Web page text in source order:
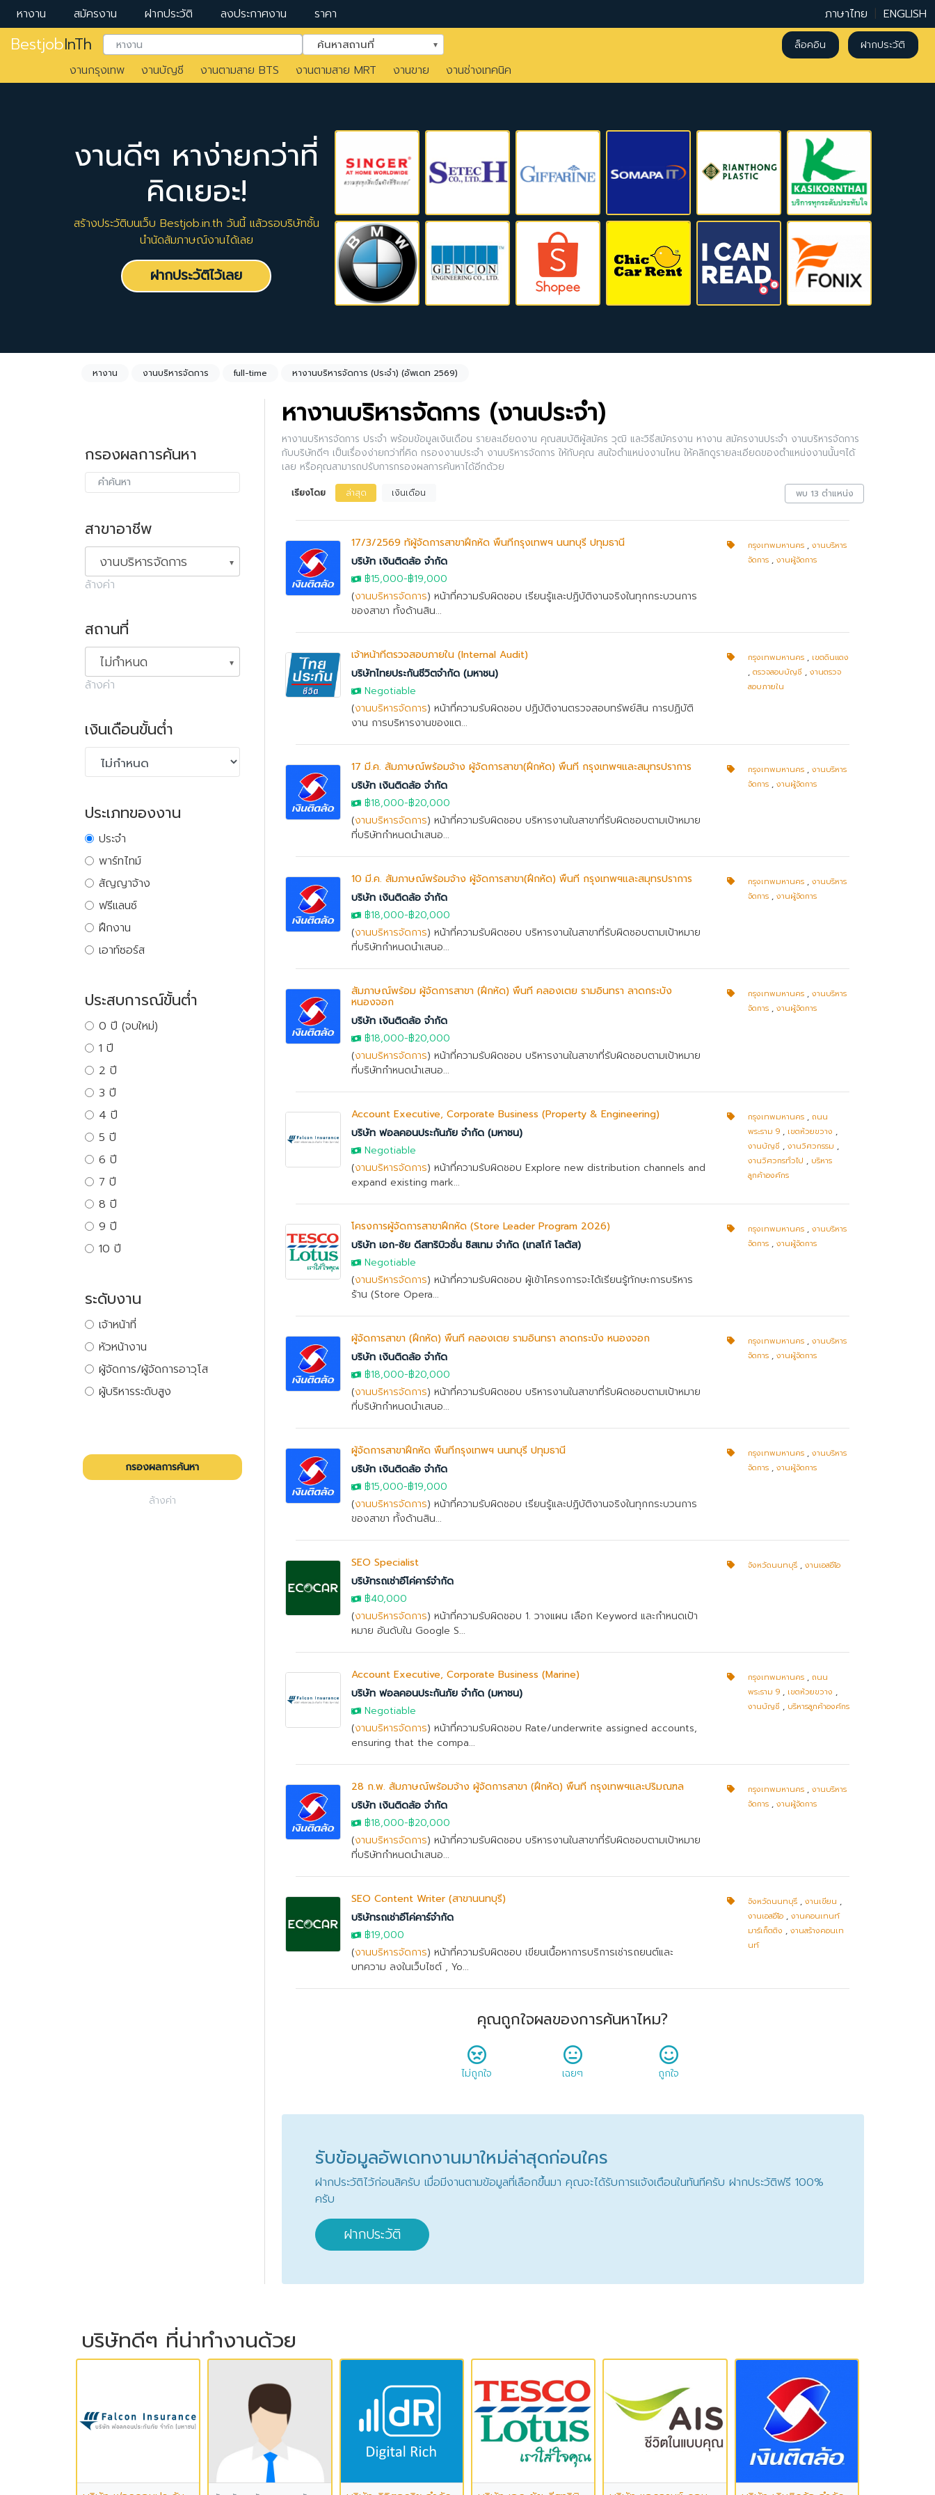
หางาน สมัครงาน ฝากประวัติ ลงประกาศงาน ราคา ภาษาไทย ENGLISH
BestjobInTh ค้นหาสถานที่ ล็อคอิน ฝากประวัติ
งานกรุงเทพ งานบัญชี งานตามสาย BTS งานตามสาย MRT งานขาย งานช่างเทคนิค
งานดีๆ หาง่ายกว่าที่
คิดเยอะ!
สร้างประวัติบนเว็บ Bestjob.in.th วันนี้ แล้วรอบริษัทชั้น
นำนัดสัมภาษณ์งานได้เลย
ฝากประวัติไว้เลย
หางาน งานบริหารจัดการ full-time หางานบริหารจัดการ (ประจำ) (อัพเดท 2569)
หางานบริหารจัดการ (งานประจำ)
หางานบริหารจัดการ ประจำ พร้อมข้อมูลเงินเดือน รายละเอียดงาน คุณสมบัติผู้สมัคร วุฒิ และวิธีสมัครงาน หางาน สมัครงานประจำ งานบริหารจัดการ
กับบริษัทดีๆ เป็นเรื่องง่ายกว่าที่คิด กรองงานประจำ งานบริหารจัดการ ให้กับคุณ สนใจตำแหน่งงานไหน ให้คลิกดูรายละเอียดของตำแหน่งงานนั้นๆได้
เลย หรือคุณสามารถปรับการกรองผลการค้นหาได้อีกด้วย
เรียงโดย ล่าสุด เงินเดือน พบ 13 ตำแหน่ง
17/3/2569 ทัผู้จัดการสาขาฝึกหัด พื้นที่กรุงเทพฯ นนทบุรี ปทุมธานี
บริษัท เงินติดล้อ จำกัด
฿15,000-฿19,000
(งานบริหารจัดการ) หน้าที่ความรับผิดชอบ เรียนรู้และปฏิบัติงานจริงในทุกกระบวนการ
ของสาขา ทั้งด้านสิน...
กรุงเทพมหานคร ,งานบริหาร
จัดการ ,งานผู้จัดการ
เจ้าหน้าที่ตรวจสอบภายใน (Internal Audit)
บริษัทไทยประกันชีวิตจำกัด (มหาชน)
Negotiable
(งานบริหารจัดการ) หน้าที่ความรับผิดชอบ ปฏิบัติงานตรวจสอบทรัพย์สิน การปฏิบัติ
งาน การบริหารงานของแต...
กรุงเทพมหานคร , เขตดินแดง
,ตรวจสอบบัญชี ,งานตรวจ
สอบภายใน
17 มี.ค. สัมภาษณ์พร้อมจ้าง ผู้จัดการสาขา(ฝึกหัด) พื้นที่ กรุงเทพฯและสมุทรปราการ
บริษัท เงินติดล้อ จำกัด
฿18,000-฿20,000
(งานบริหารจัดการ) หน้าที่ความรับผิดชอบ บริหารงานในสาขาที่รับผิดชอบตามเป้าหมาย
ที่บริษัทกำหนดนำเสนอ...
กรุงเทพมหานคร ,งานบริหาร
จัดการ ,งานผู้จัดการ
10 มี.ค. สัมภาษณ์พร้อมจ้าง ผู้จัดการสาขา(ฝึกหัด) พื้นที่ กรุงเทพฯและสมุทรปราการ
บริษัท เงินติดล้อ จำกัด
฿18,000-฿20,000
(งานบริหารจัดการ) หน้าที่ความรับผิดชอบ บริหารงานในสาขาที่รับผิดชอบตามเป้าหมาย
ที่บริษัทกำหนดนำเสนอ...
กรุงเทพมหานคร ,งานบริหาร
จัดการ ,งานผู้จัดการ
สัมภาษณ์พร้อม ผู้จัดการสาขา (ฝึกหัด) พื้นที่ คลองเตย รามอินทรา ลาดกระบัง
หนองจอก
บริษัท เงินติดล้อ จำกัด
฿18,000-฿20,000
(งานบริหารจัดการ) หน้าที่ความรับผิดชอบ บริหารงานในสาขาที่รับผิดชอบตามเป้าหมาย
ที่บริษัทกำหนดนำเสนอ...
กรุงเทพมหานคร ,งานบริหาร
จัดการ ,งานผู้จัดการ
Account Executive, Corporate Business (Property & Engineering)
บริษัท ฟอลคอนประกันภัย จำกัด (มหาชน)
Negotiable
(งานบริหารจัดการ) หน้าที่ความรับผิดชอบ Explore new distribution channels and
expand existing mark...
กรุงเทพมหานคร ,ถนน
พระราม 9 , เขตห้วยขวาง ,
งานบัญชี ,งานวิศวกรรม ,
งานวิศวกรทั่วไป , บริหาร
ลูกค้าองค์กร
โครงการผู้จัดการสาขาฝึกหัด (Store Leader Program 2026)
บริษัท เอก-ชัย ดีสทริบิวชั่น ซิสเทม จำกัด (เทสโก้ โลตัส)
Negotiable
(งานบริหารจัดการ) หน้าที่ความรับผิดชอบ ผู้เข้าโครงการจะได้เรียนรู้ทักษะการบริหาร
ร้าน (Store Opera...
กรุงเทพมหานคร ,งานบริหาร
จัดการ ,งานผู้จัดการ
ผู้จัดการสาขา (ฝึกหัด) พื้นที่ คลองเตย รามอินทรา ลาดกระบัง หนองจอก
บริษัท เงินติดล้อ จำกัด
฿18,000-฿20,000
(งานบริหารจัดการ) หน้าที่ความรับผิดชอบ บริหารงานในสาขาที่รับผิดชอบตามเป้าหมาย
ที่บริษัทกำหนดนำเสนอ...
กรุงเทพมหานคร ,งานบริหาร
จัดการ ,งานผู้จัดการ
ผู้จัดการสาขาฝึกหัด พื้นที่กรุงเทพฯ นนทบุรี ปทุมธานี
บริษัท เงินติดล้อ จำกัด
฿15,000-฿19,000
(งานบริหารจัดการ) หน้าที่ความรับผิดชอบ เรียนรู้และปฏิบัติงานจริงในทุกกระบวนการ
ของสาขา ทั้งด้านสิน...
กรุงเทพมหานคร ,งานบริหาร
จัดการ ,งานผู้จัดการ
SEO Specialist
บริษัทรถเช่าอีโค่คาร์จำกัด
฿40,000
(งานบริหารจัดการ) หน้าที่ความรับผิดชอบ 1. วางแผน เลือก Keyword และกำหนดเป้า
หมาย อันดับใน Google S...
จังหวัดนนทบุรี ,งานเอสอีโอ
Account Executive, Corporate Business (Marine)
บริษัท ฟอลคอนประกันภัย จำกัด (มหาชน)
Negotiable
(งานบริหารจัดการ) หน้าที่ความรับผิดชอบ Rate/underwrite assigned accounts,
ensuring that the compa...
กรุงเทพมหานคร ,ถนน
พระราม 9 , เขตห้วยขวาง ,
งานบัญชี , บริหารลูกค้าองค์กร
28 ก.พ. สัมภาษณ์พร้อมจ้าง ผู้จัดการสาขา (ฝึกหัด) พื้นที่ กรุงเทพฯและปริมณฑล
บริษัท เงินติดล้อ จำกัด
฿18,000-฿20,000
(งานบริหารจัดการ) หน้าที่ความรับผิดชอบ บริหารงานในสาขาที่รับผิดชอบตามเป้าหมาย
ที่บริษัทกำหนดนำเสนอ...
กรุงเทพมหานคร ,งานบริหาร
จัดการ ,งานผู้จัดการ
SEO Content Writer (สาขานนทบุรี)
บริษัทรถเช่าอีโค่คาร์จำกัด
฿19,000
(งานบริหารจัดการ) หน้าที่ความรับผิดชอบ เขียนเนื้อหาการบริการเช่ารถยนต์และ
บทความ ลงในเว็บไซต์ , Yo...
จังหวัดนนทบุรี ,งานเขียน ,
งานเอสอีโอ ,งานคอนเทนท์
มาร์เก็ตติง ,งานสร้างคอนเท
นท์
คุณถูกใจผลของการค้นหาไหม?
ไม่ถูกใจ เฉยๆ ถูกใจ
รับข้อมูลอัพเดทงานมาใหม่ล่าสุดก่อนใคร
ฝากประวัติไว้ก่อนสิครับ เมื่อมีงานตามข้อมูลที่เลือกขึ้นมา คุณจะได้รับการแจ้งเตือนในทันทีครับ ฝากประวัติฟรี 100%
ครับ
ฝากประวัติ
กรองผลการค้นหา
สาขาอาชีพ
งานบริหารจัดการ
ล้างค่า
สถานที่
ไม่กำหนด
ล้างค่า
เงินเดือนขั้นต่ำ
ประเภทของงาน
ประจำ
พาร์ทไทม์
สัญญาจ้าง
ฟรีแลนซ์
ฝึกงาน
เอาท์ซอร์ส
ประสบการณ์ขั้นต่ำ
0 ปี (จบใหม่)
1 ปี
2 ปี
3 ปี
4 ปี
5 ปี
6 ปี
7 ปี
8 ปี
9 ปี
10 ปี
ระดับงาน
เจ้าหน้าที่
หัวหน้างาน
ผู้จัดการ/ผู้จัดการอาวุโส
ผู้บริหารระดับสูง
บริษัทดีๆ ที่น่าทำงานด้วย